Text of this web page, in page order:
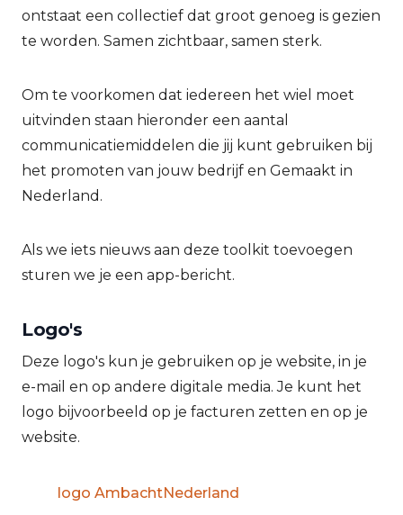
ontstaat een collectief dat groot genoeg is gezien
te worden. Samen zichtbaar, samen sterk.
Om te voorkomen dat iedereen het wiel moet
uitvinden staan hieronder een aantal
communicatiemiddelen die jij kunt gebruiken bij
het promoten van jouw bedrijf en Gemaakt in
Nederland.
Als we iets nieuws aan deze toolkit toevoegen
sturen we je een app-bericht.
Logo's
Deze logo's kun je gebruiken op je website, in je
e-mail en op andere digitale media. Je kunt het
logo bijvoorbeeld op je facturen zetten en op je
website.
logo AmbachtNederland